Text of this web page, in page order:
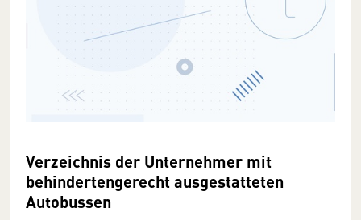
Verzeichnis der Unternehmer mit
behindertengerecht ausgestatteten
Autobussen